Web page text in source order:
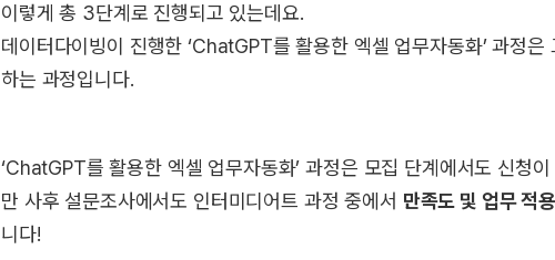
이렇게 총 3단계로 진행되고 있는데요.
데이터다이빙이 진행한 ‘ChatGPT를 활용한 엑셀 업무자동화’ 과정
하는 과정입니다.
‘ChatGPT를 활용한 엑셀 업무자동화’ 과정은 모집 단계에서도 신청
만 사후 설문조사에서도 인터미디어트 과정 중에서 만족도 및 업무 적
니다!